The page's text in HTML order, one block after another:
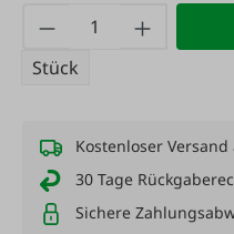
Produkt Anzahl:
Stück
Kostenloser Versand
30 Tage
Sichere